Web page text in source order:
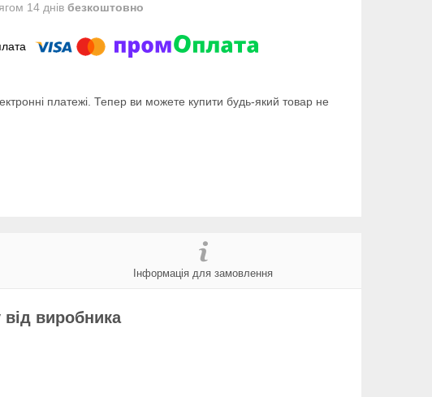
14 днів безкоштовно
платежі. Тепер ви можете купити будь-який товар не
Інформація для замовлення
виробника